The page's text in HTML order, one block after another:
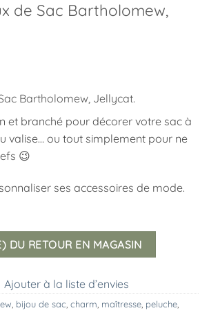
de Sac Bartholomew,
Bartholomew, Jellycat.
et branché pour décorer votre sac à
valise… ou tout simplement pour ne
😉
ses accessoires de mode.
DU RETOUR EN MAGASIN
Ajouter à la liste d’envies
bijou de sac charm maîtresse peluche